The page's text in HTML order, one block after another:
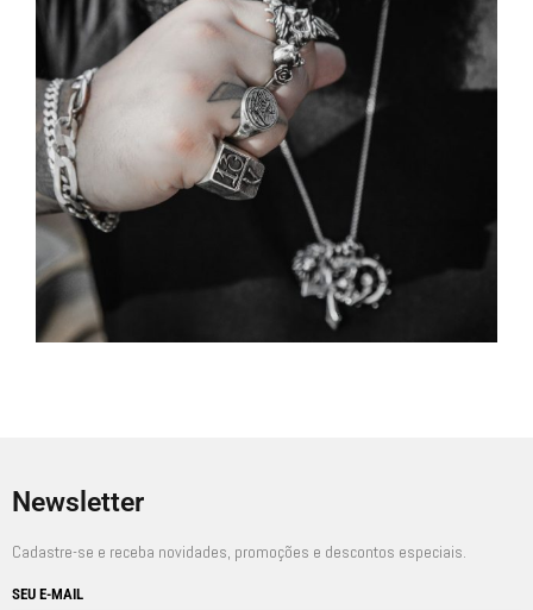
Newsletter
Cadastre-se e receba novidades, promoções e descontos especiais.
SEU E-MAIL